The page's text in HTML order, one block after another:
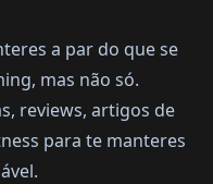
a par do que se
mas não só.
reviews, artigos de
para te manteres